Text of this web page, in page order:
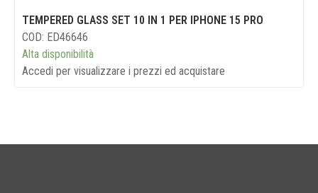
TEMPERED GLASS SET 10 IN 1 PER IPHONE 15 PRO
COD: ED46646
Alta disponibilità
Accedi per visualizzare i prezzi ed acquistare